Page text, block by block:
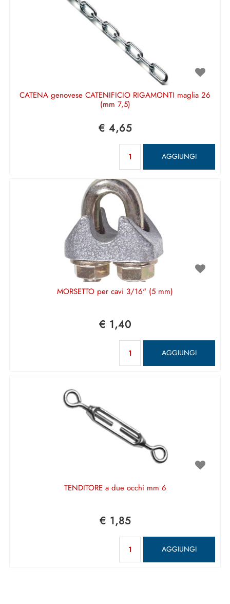
CATENA genovese CATENIFICIO RIGAMONTI maglia 26
(mm 7,5)
€ 4,65
AGGIUNGI
MORSETTO per cavi 3/16" (5 mm)
€ 1,40
AGGIUNGI
TENDITORE a due occhi mm 6
€ 1,85
AGGIUNGI